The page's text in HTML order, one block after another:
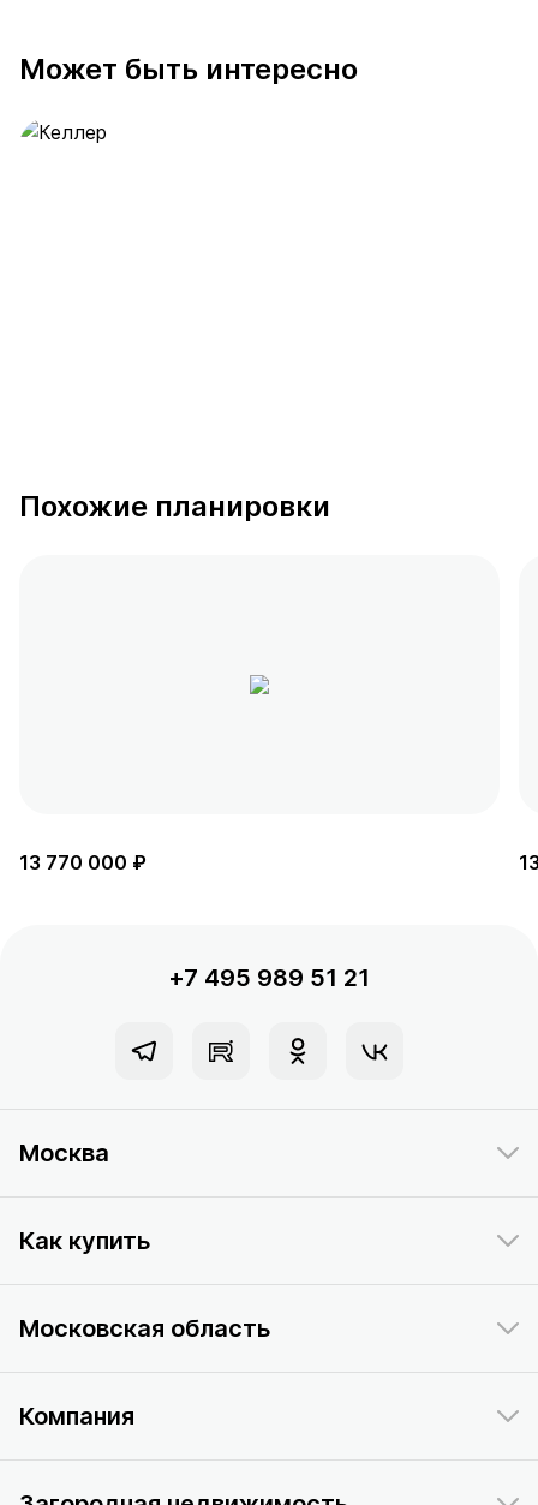
Может быть интересно
Похожие планировки
13 770 000 ₽
+7 495 989 51 21
Москва
Как купить
Московская область
Компания